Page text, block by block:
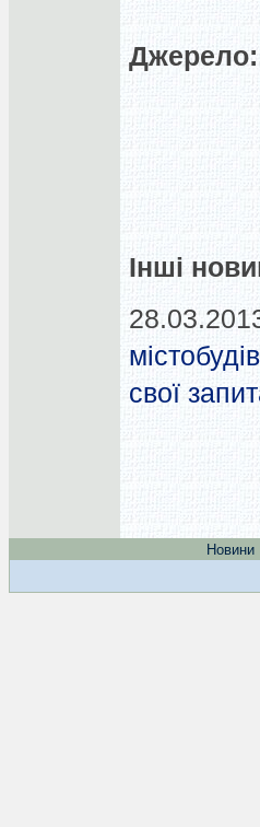
Джерело:
Інші
свої
Новини